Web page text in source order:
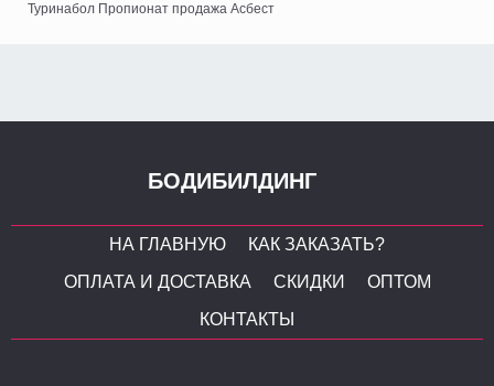
Туринабол Пропионат продажа Асбест
БОДИБИЛДИНГ
НА ГЛАВНУЮ
КАК ЗАКАЗАТЬ?
ОПЛАТА И ДОСТАВКА
СКИДКИ
ОПТОМ
КОНТАКТЫ